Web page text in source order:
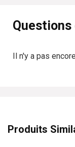
Questions
Il n'y a pas
Produits